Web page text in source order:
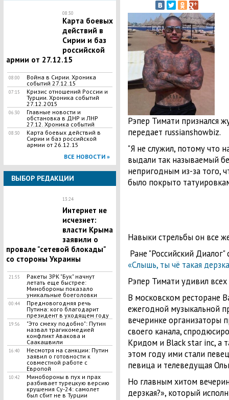
08:30
Карта боевых
действий в
Сирии и баз
российской
армии от 27.12.15
08:00
Война в Сирии. Хроника
событий 27.12.15
07:15
Кризис отношений России и
Турции. Хроника событий
27.12.2015
06:30
Главные новости и
обстановка в ДНР и ЛНР
27.12. Хроника событий
08:30
Карта боевых действий в
Сирии и баз российской
армии от 26.12.15
ВСЕ НОВОСТИ »
ВЫБОР РЕДАКЦИИ
13:24
Интернет не
исчезнет:
власти Крыма
заявили о
провале "сетевой блокады"
со стороны Украины
21:55
Ракеты ЗРК "Бук" начнут
летать еще быстрее:
Минобороны показало
уникальные боеголовки
00:44
Предновогодняя речь
Путина: кого благодарит
президент в уходящем году
19:56
"Это смеху подобно": Путин
назвал трагикомедией
конфликт Авакова и
Саакашвили
16:40
Несмотря на санкции: Путин
заявил о готовности к
совместной работе с
Европой
10:42
Минобороны в пух и прах
разбивает турецкую версию
крушения Су-24: самолет
был сбит не в Турции
Рэпер Тимати признался
передает russianshowbiz.
"Я не служил, потому что
выдали так называемый
непригодным из-за того,
было покрыто
Навыки стрельбы он все
Ране "Российский
«Слышь, ты чё такая
Рэпер Тимати удивил
В московском ресторане
ежегодной музыкальной
вечеринке организаторы
своего канала,
Кридом и Black star inc, а
этом году ими стали
певица и телеведущая
Но главным хитом
дерзкая?», который